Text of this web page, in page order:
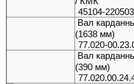
45104-
Вал
(1638 мм)
77.020-
Вал
(390 мм)